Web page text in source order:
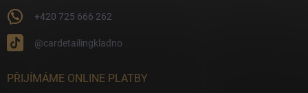
+420 725 666 262
@cardetailingkladno
PŘIJÍMÁME ONLINE PLATBY